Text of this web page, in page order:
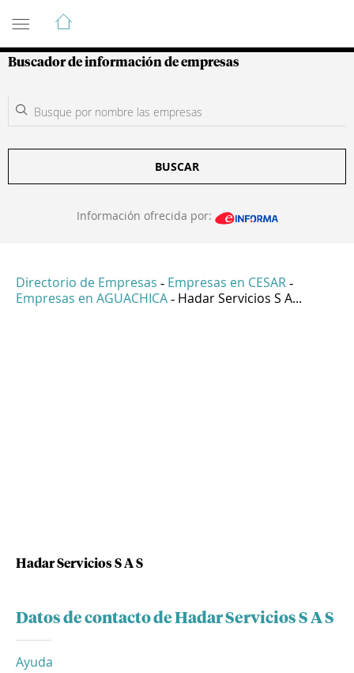
Guía de Empresas Colombianas
Buscador de información de empresas
BUSCAR
Información ofrecida por:
Directorio de Empresas - Empresas en CESAR -
Empresas en AGUACHICA - Hadar Servicios S A...
Hadar Servicios S A S
Datos de contacto de Hadar Servicios S A S
Ayuda